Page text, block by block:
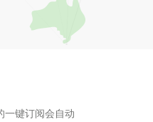
一键订阅会自动